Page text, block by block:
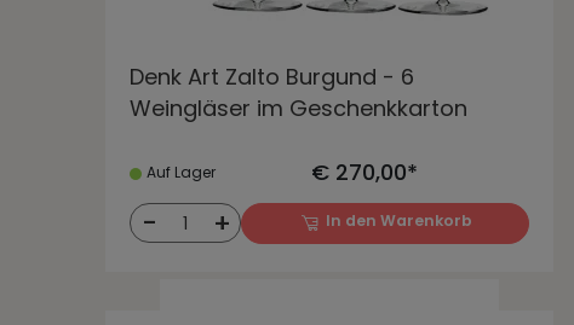
Denk Art Zalto Burgund - 6
Weingläser im Geschenkkarton
Auf Lager € 270,00*
- 1 + In den Warenkorb